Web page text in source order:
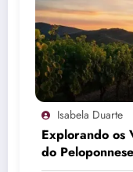
Isabela Duarte
Explorando os
do